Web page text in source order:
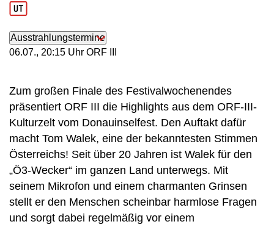
Ausstrahlungstermine
06. Juli, 20:15 Uhr in ORF III
06.07., 20:15 Uhr ORF III
Zum großen Finale des Festivalwochenendes
präsentiert ORF III die Highlights aus dem ORF-III-
Kulturzelt vom Donauinselfest. Den Auftakt dafür
macht Tom Walek, eine der bekanntesten Stimmen
Österreichs! Seit über 20 Jahren ist Walek für den
„Ö3-Wecker“ im ganzen Land unterwegs. Mit
seinem Mikrofon und einem charmanten Grinsen
stellt er den Menschen scheinbar harmlose Fragen
und sorgt dabei regelmäßig vor einem